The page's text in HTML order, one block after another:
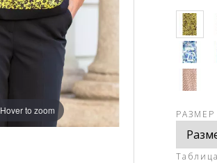
Hover to zoom РАЗМЕР